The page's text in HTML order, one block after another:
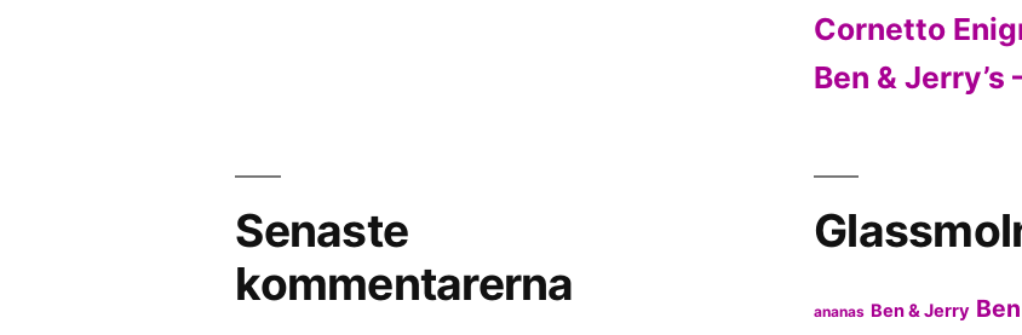
Cornetto
Ben & Jerry’s
Senaste
kommentarerna
ananas Ben & Jerry